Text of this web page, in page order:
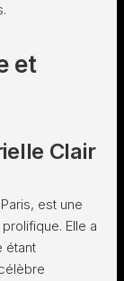
et
Clair
est une
Elle a
étant